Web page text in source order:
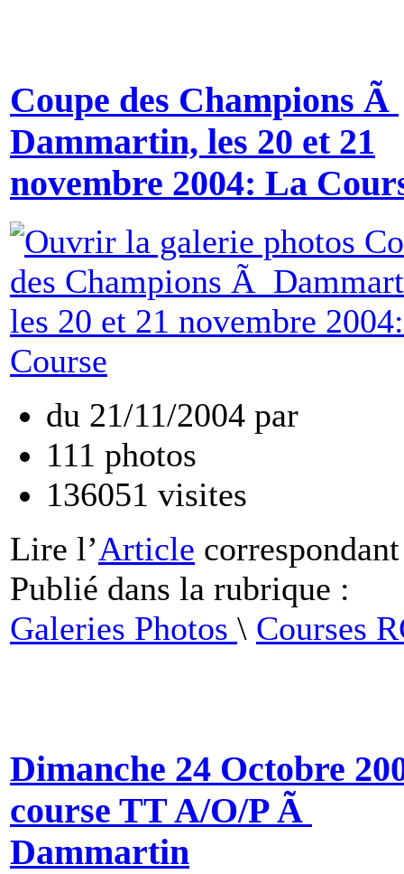
Coupe des Champions Ã
Dammartin, les 20 et 21
novembre 2004: La
du 21/11/2004 par
111 photos
136051 visites
Lire l’Article correspondant
Publié dans la rubrique :
Galeries Photos \ Courses
Dimanche 24 Octobre
course TT A/O/P Ã
Dammartin